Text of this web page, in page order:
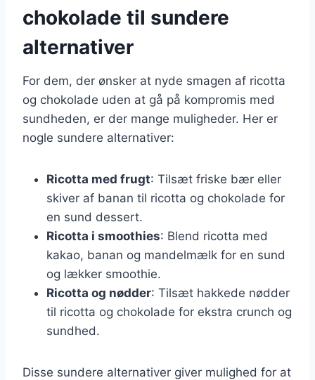
chokolade til sundere
alternativer
For dem, der ønsker at nyde smagen af ricotta
og chokolade uden at gå på kompromis med
sundheden, er der mange muligheder. Her er
nogle sundere alternativer:
Ricotta med frugt: Tilsæt friske bær eller
skiver af banan til ricotta og chokolade for
en sund dessert.
Ricotta i smoothies: Blend ricotta med
kakao, banan og mandelmælk for en sund
og lækker smoothie.
Ricotta og nødder: Tilsæt hakkede nødder
til ricotta og chokolade for ekstra crunch og
sundhed.
Disse sundere alternativer giver mulighed for at